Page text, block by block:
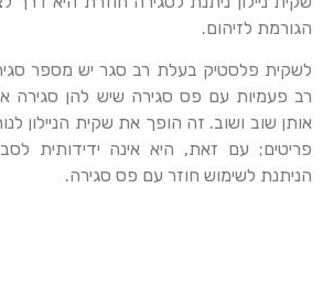
הגורמת לזיהום.
לשקית פלסטיק בעלת רב סגר יש מספר
רב פעמיות עם פס סגירה שיש להן סגירה
אותן שוב ושוב. זה הופך את שקית הניילון
פריטים; עם זאת, היא אינה ידידותית
הניתנת לשימוש חוזר עם פס סגירה.